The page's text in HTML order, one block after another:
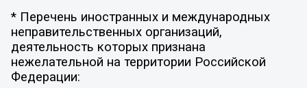
* Перечень иностранных и международных
неправительственных организаций,
деятельность которых признана
нежелательной на территории Российской
Федерации: